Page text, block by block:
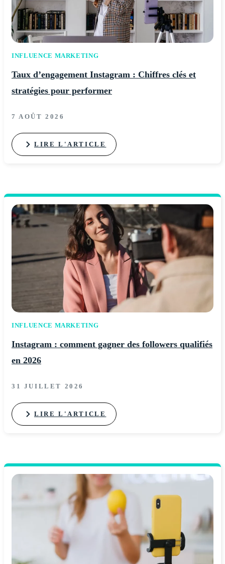
INFLUENCE MARKETING
Taux d’engagement Instagram : Chiffres clés et
stratégies pour performer
7 AOÛT 2026
LIRE L'ARTICLE
INFLUENCE MARKETING
Instagram : comment gagner des followers qualifiés
en 2026
31 JUILLET 2026
LIRE L'ARTICLE